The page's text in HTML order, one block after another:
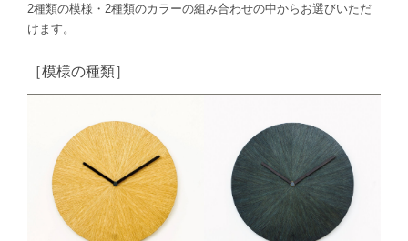
2種類の模様・2種類のカラーの組み合わせの中からお選びいただ
けます。
［模様の種類］